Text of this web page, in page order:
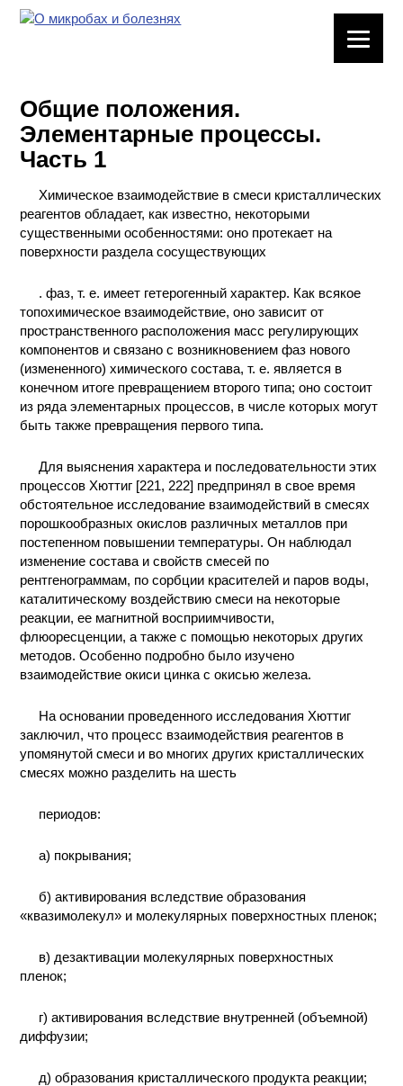
ХИМИЧЕСКАЯ
ПОСУДА
ФАКТОРЫ
ПРАКТИЧЕСКОЙ
ПРОИЗВОДСТВЕ
И ХИМИЧЕСКАЯ
ТЕХНОЛОГИЯ
КОНТАКТЫ
Общие положения.
Элементарные процессы.
Часть 1
Химическое взаимодействие в смеси кристаллических
реагентов обладает, как известно, некоторыми
существенными особенностями: оно протекает на
поверхности раздела сосуществующих
. фаз, т. е. имеет гетерогенный характер. Как всякое
топохимическое взаимодействие, оно зависит от
пространственного расположения масс регулирующих
компонентов и связано с возникновением фаз нового
(измененного) химического состава, т. е. является в
конечном итоге превращением второго типа; оно состоит
из ряда элементарных процессов, в числе которых могут
быть также превращения первого типа.
Для выяснения характера и последовательности этих
процессов Хюттиг [221, 222] предпринял в свое время
обстоятельное исследование взаимодействий в смесях
порошкообразных окислов различных металлов при
постепенном повышении температуры. Он наблюдал
изменение состава и свойств смесей по
рентгенограммам, по сорбции красителей и паров воды,
каталитическому воздействию смеси на некоторые
реакции, ее магнитной восприимчивости,
флюоресценции, а также с помощью некоторых других
методов. Особенно подробно было изучено
взаимодействие окиси цинка с окисью железа.
На основании проведенного исследования Хюттиг
заключил, что процесс взаимодействия реагентов в
упомянутой смеси и во многих других кристаллических
смесях можно разделить на шесть
периодов:
а) покрывания;
б) активирования вследствие образования
«квазимолекул» и молекулярных поверхностных пленок;
в) дезактивации молекулярных поверхностных
пленок;
г) активирования вследствие внутренней (объемной)
диффузии;
д) образования кристаллического продукта реакции;